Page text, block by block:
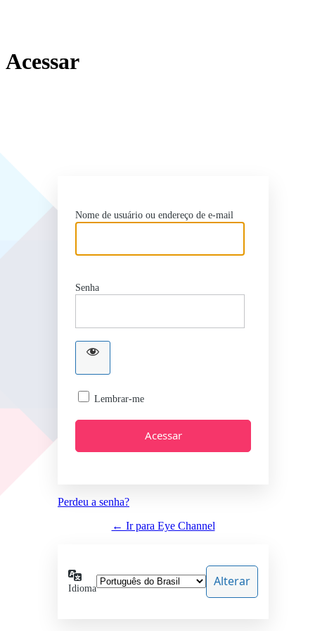
Acessar
Nome de usuário ou endereço de e-mail
Senha
Lembrar-me
Perdeu a senha?
← Ir para Eye Channel
Idioma